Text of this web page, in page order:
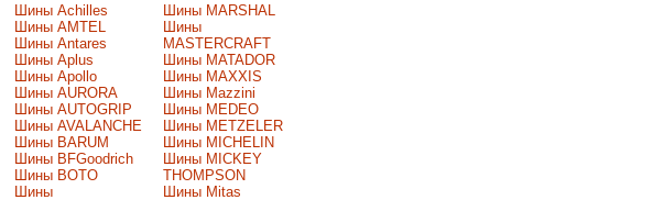
Шины Achilles
Шины AMTEL
Шины Antares
Шины Aplus
Шины Apollo
Шины AURORA
Шины AUTOGRIP
Шины AVALANCHE
Шины BARUM
Шины BFGoodrich
Шины BOTO
Шины
Шины MARSHAL
Шины
MASTERCRAFT
Шины MATADOR
Шины MAXXIS
Шины Mazzini
Шины MEDEO
Шины METZELER
Шины MICHELIN
Шины MICKEY
THOMPSON
Шины Mitas